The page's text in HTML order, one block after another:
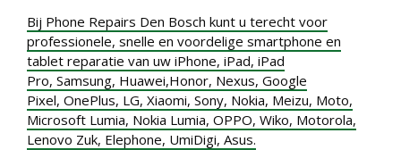
Bij Phone Repairs Den Bosch kunt u terecht voor
professionele, snelle en voordelige smartphone en
tablet reparatie van uw iPhone, iPad, iPad
Pro, Samsung, Huawei,Honor, Nexus, Google
Pixel, OnePlus, LG, Xiaomi, Sony, Nokia, Meizu, Moto,
Microsoft Lumia, Nokia Lumia, OPPO, Wiko, Motorola,
Lenovo Zuk, Elephone, UmiDigi, Asus.